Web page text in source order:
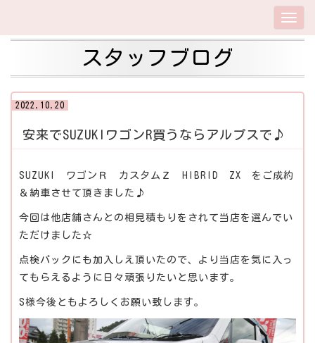
スタッフブログ
2022.10.20
安来でSUZUKIワゴンR買うならアルプスで♪
SUZUKI ワゴンＲ カスタムＺ HIBRID ZX をご成約
＆納車させて頂きました♪
今回は他店舗さんとの相見積もりをされて当店を選んでい
ただけました☆
点検パックにも加入しえ頂いたので、より当店を気に入っ
てもらえるように日々頑張りたいと思います。
S様今後ともよろしくお願い致します。